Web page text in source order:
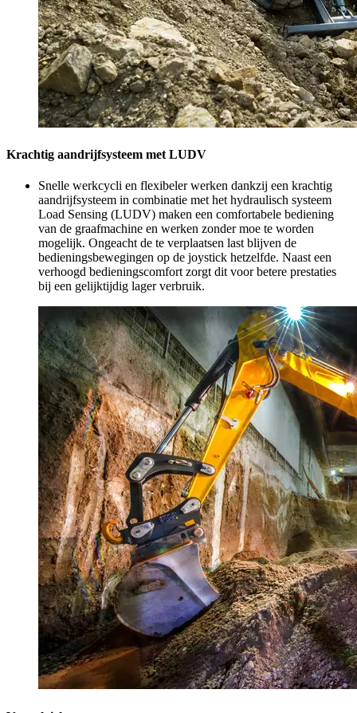
Krachtig aandrijfsysteem met LUDV
Snelle werkcycli en flexibeler werken dankzij een krachtig
aandrijfsysteem in combinatie met het hydraulisch systeem
Load Sensing (LUDV) maken een comfortabele bediening
van de graafmachine en werken zonder moe te worden
mogelijk. Ongeacht de te verplaatsen last blijven de
bedieningsbewegingen op de joystick hetzelfde. Naast een
verhoogd bedieningscomfort zorgt dit voor betere prestaties
bij een gelijktijdig lager verbruik.